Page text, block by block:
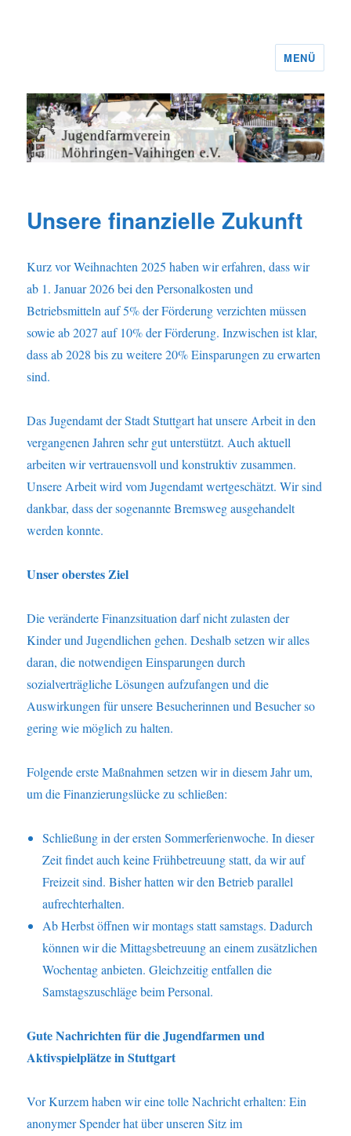
Jugendfarmverein Möhringen-
Vaihingen e.V.
MENÜ
Unsere finanzielle Zukunft
Kurz vor Weihnachten 2025 haben wir erfahren, dass wir
ab 1. Januar 2026 bei den Personalkosten und
Betriebsmitteln auf 5% der Förderung verzichten müssen
sowie ab 2027 auf 10% der Förderung. Inzwischen ist klar,
dass ab 2028 bis zu weitere 20% Einsparungen zu erwarten
sind.
Das Jugendamt der Stadt Stuttgart hat unsere Arbeit in den
vergangenen Jahren sehr gut unterstützt. Auch aktuell
arbeiten wir vertrauensvoll und konstruktiv zusammen.
Unsere Arbeit wird vom Jugendamt wertgeschätzt. Wir sind
dankbar, dass der sogenannte Bremsweg ausgehandelt
werden konnte.
Unser oberstes Ziel
Die veränderte Finanzsituation darf nicht zulasten der
Kinder und Jugendlichen gehen. Deshalb setzen wir alles
daran, die notwendigen Einsparungen durch
sozialverträgliche Lösungen aufzufangen und die
Auswirkungen für unsere Besucherinnen und Besucher so
gering wie möglich zu halten.
Folgende erste Maßnahmen setzen wir in diesem Jahr um,
um die Finanzierungslücke zu schließen:
Schließung in der ersten Sommerferienwoche. In dieser
Zeit findet auch keine Frühbetreuung statt, da wir auf
Freizeit sind. Bisher hatten wir den Betrieb parallel
aufrechterhalten.
Ab Herbst öffnen wir montags statt samstags. Dadurch
können wir die Mittagsbetreuung an einem zusätzlichen
Wochentag anbieten. Gleichzeitig entfallen die
Samstagszuschläge beim Personal.
Gute Nachrichten für die Jugendfarmen und
Aktivspielplätze in Stuttgart
Vor Kurzem haben wir eine tolle Nachricht erhalten: Ein
anonymer Spender hat über unseren Sitz im